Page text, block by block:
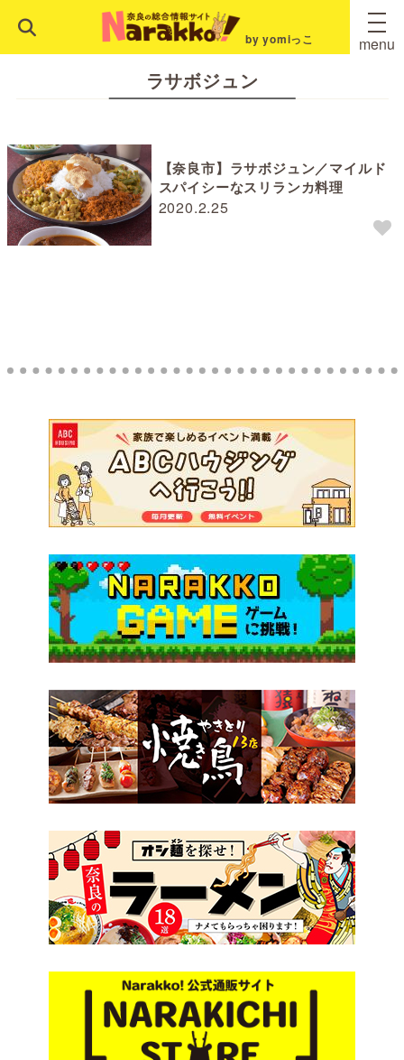
by yomiっこ menu
ラサボジュン
2020.2.25
【奈良市】ラサボジュン／マイルド
スパイシーなスリランカ料理